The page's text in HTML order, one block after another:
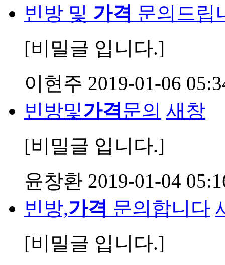
빈방 및 가격 문의드립
[비밀글 입니다.]
이현주 2019-01-06
빈방및가격문의 새창
[비밀글 입니다.]
윤창환 2019-01-04
빈방,가격 문의합니다
[비밀글 입니다.]